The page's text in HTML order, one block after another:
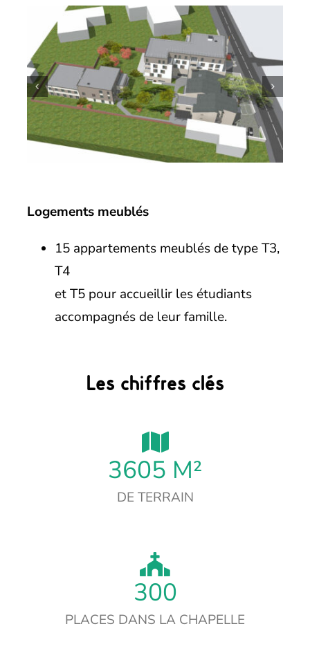
Logements meublés
15 appartements meublés de type T3,
T4
et T5 pour accueillir les étudiants
accompagnés de leur famille.
Les chiffres clés
3605 M²
DE TERRAIN
300
PLACES DANS LA CHAPELLE